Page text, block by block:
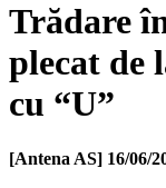
Trădare
plecat de
cu “U”
[Antena AS] 16/06/